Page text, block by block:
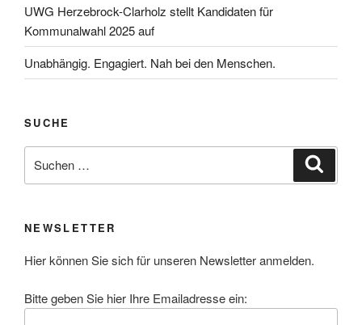
UWG Herzebrock-Clarholz stellt Kandidaten für
Kommunalwahl 2025 auf
Unabhängig. Engagiert. Nah bei den Menschen.
SUCHE
nach:
NEWSLETTER
Hier können Sie sich für unseren Newsletter anmelden.
Bitte geben Sie hier Ihre Emailadresse ein: